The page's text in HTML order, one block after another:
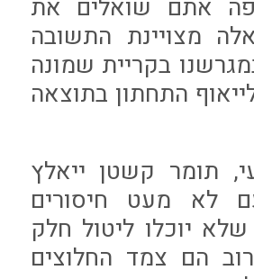
אתם שואלים את
מצויינת התשובה
בקריית שמונה
התחתון בתוצאה
תומר קשטן ייאלץ
לא מעט חיסורים
יוכלו ליטול חלק
הם צמד החלוצים